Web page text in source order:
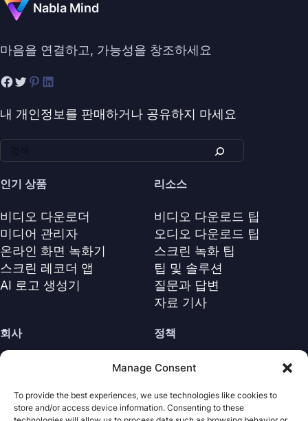
Manage Consent
To provide the best experiences, we use technologies like cookies to
store and/or access device information. Consenting to these
Nabla Mind
마음을 연결하고, 가능성을 창조하세요
내 개인정보를 판매하거나 공유하지 마세요
인기 상품
비디오 다운로더
미디어 관리자
온라인 화면 녹화기
스크린 레코더 앱
AI 로고 생성기
리소스
비디오 다운로드 팁
오디오 다운로드 팁
스크린 녹화 팁
팁 및 솔루션
질문과 답변
자료 기사
회사
지원 센터
정책
환불 정책
라이선스 계약 (EN)
이용 약관